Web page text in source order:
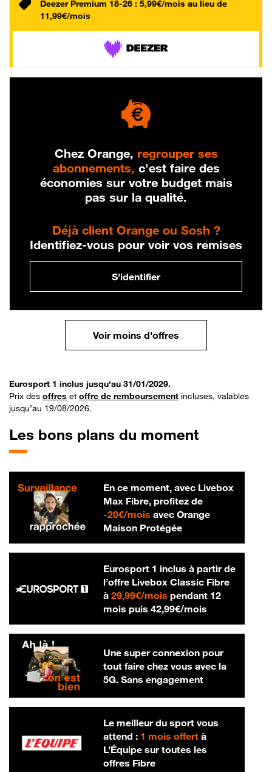
Deezer Premium 18-26 : 5,99€/mois au lieu de
11,99€/mois
Chez Orange, regrouper ses
abonnements, c'est faire des
économies sur votre budget mais
pas sur la qualité.
Déjà client Orange ou Sosh ?
Identifiez-vous pour voir vos remises
S'identifier
Voir moins d'offres
Eurosport 1 inclus jusqu'au 31/01/2029.
Prix des offres et offre de remboursement incluses, valables
jusqu’au 19/08/2026.
Les bons plans du moment
En ce moment, avec Livebox
Max Fibre, profitez de
-20€/mois20 € par mois
avec Orange
Maison Protégée
Eurosport 1 inclus à partir de
l’offre Livebox Classic Fibre
à 29,99€/mois29,99 € par mois
pendant 12
mois puis 42,99€/mois42,99 € par
Une super connexion pour
tout faire chez vous avec la
5G. Sans engagement
Le meilleur du sport vous
attend : 1 mois offertà
L’Équipe sur toutes les
offres Fibre